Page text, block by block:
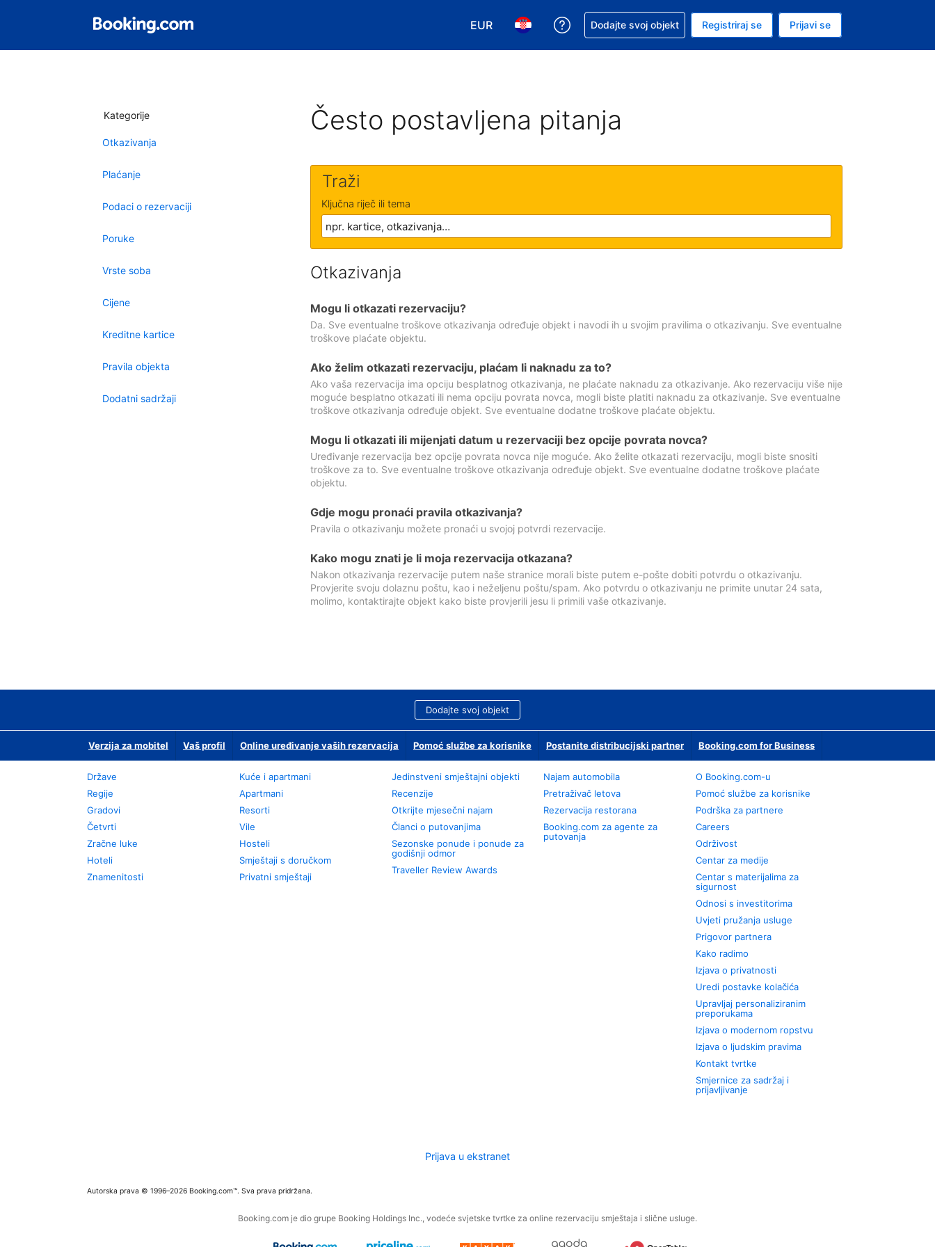
EUR
Odaberite valutu. Vaša je trenutačna valuta EUR
Odaberite svoj jezik. Vaš je trenutačni jezik Hrvatskom
Zatražite pomoć sa svojom rezervacijom
Dodajte svoj objekt Registriraj se Prijavi se
Kategorije
Otkazivanja
Plaćanje
Podaci o rezervaciji
Poruke
Vrste soba
Cijene
Kreditne kartice
Pravila objekta
Dodatni sadržaji
Često postavljena pitanja
Traži
Ključna riječ ili tema
Otkazivanja
Mogu li otkazati rezervaciju?
Da. Sve eventualne troškove otkazivanja određuje objekt i navodi ih u svojim pravilima o otkazivanju. Sve eventualne
troškove plaćate objektu.
Ako želim otkazati rezervaciju, plaćam li naknadu za to?
Ako vaša rezervacija ima opciju besplatnog otkazivanja, ne plaćate naknadu za otkazivanje. Ako rezervaciju više nije
moguće besplatno otkazati ili nema opciju povrata novca, mogli biste platiti naknadu za otkazivanje. Sve eventualne
troškove otkazivanja određuje objekt. Sve eventualne dodatne troškove plaćate objektu.
Mogu li otkazati ili mijenjati datum u rezervaciji bez opcije povrata novca?
Uređivanje rezervacija bez opcije povrata novca nije moguće. Ako želite otkazati rezervaciju, mogli biste snositi
troškove za to. Sve eventualne troškove otkazivanja određuje objekt. Sve eventualne dodatne troškove plaćate
objektu.
Gdje mogu pronaći pravila otkazivanja?
Pravila o otkazivanju možete pronaći u svojoj potvrdi rezervacije.
Kako mogu znati je li moja rezervacija otkazana?
Nakon otkazivanja rezervacije putem naše stranice morali biste putem e-pošte dobiti potvrdu o otkazivanju.
Provjerite svoju dolaznu poštu, kao i neželjenu poštu/spam. Ako potvrdu o otkazivanju ne primite unutar 24 sata,
molimo, kontaktirajte objekt kako biste provjerili jesu li primili vaše otkazivanje.
Dodajte svoj objekt
Verzija za mobitel Vaš profil Online uređivanje vaših rezervacija Pomoć službe za korisnike Postanite distribucijski partner Booking.com for Business
Države
Regije
Gradovi
Četvrti
Zračne luke
Hoteli
Znamenitosti
Kuće i apartmani
Apartmani
Resorti
Vile
Hosteli
Smještaji s doručkom
Privatni smještaji
Jedinstveni smještajni objekti
Recenzije
Otkrijte mjesečni najam
Članci o putovanjima
Sezonske ponude i ponude za
godišnji odmor
Traveller Review Awards
Najam automobila
Pretraživač letova
Rezervacija restorana
Booking.com za agente za
putovanja
O Booking.com-u
Pomoć službe za korisnike
Podrška za partnere
Careers
Održivost
Centar za medije
Centar s materijalima za
sigurnost
Odnosi s investitorima
Uvjeti pružanja usluge
Prigovor partnera
Kako radimo
Izjava o privatnosti
Uredi postavke kolačića
Upravljaj personaliziranim
preporukama
Izjava o modernom ropstvu
Izjava o ljudskim pravima
Kontakt tvrtke
Smjernice za sadržaj i
prijavljivanje
Prijava u ekstranet
Autorska prava © 1996–2026 Booking.com™. Sva prava pridržana.
Booking.com je dio grupe Booking Holdings Inc., vodeće svjetske tvrtke za online rezervaciju smještaja i slične usluge.